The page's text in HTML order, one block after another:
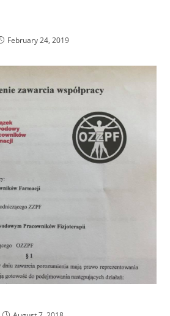
February 24, 2019